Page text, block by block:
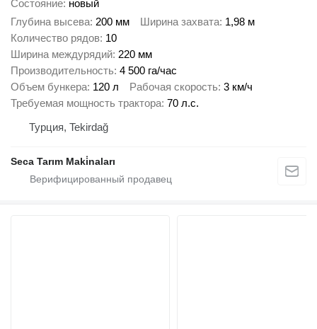
Состояние новый
Глубина высева 200 мм Ширина захвата 1,98 м
Количество рядов 10
Ширина междурядий 220 мм
Производительность 4 500 га/час
Объем бункера 120 л Рабочая скорость 3 км/ч
Требуемая мощность трактора 70 л.с.
Турция, Tekirdağ
Seca Tarım Maki̇naları